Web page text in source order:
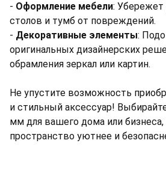
- Оформление мебели:
столов и тумб от повреждений.
- Декоративные элементы:
оригинальных дизайнерских
обрамления зеркал или картин.
Не упустите возможность
и стильный аксессуар!
мм для вашего дома или
пространство уютнее и